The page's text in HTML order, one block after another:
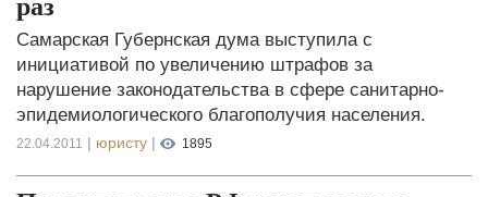
раз
Самарская Губернская дума выступила с
инициативой по увеличению штрафов за
нарушение законодательства в сфере санитарно-
эпидемиологического благополучия населения.
22.04.2011 | юристу | 1895